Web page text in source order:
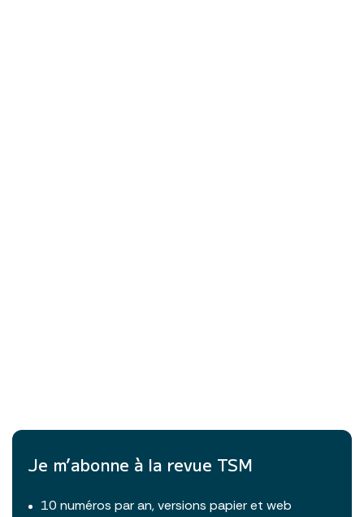
Je m’abonne à la revue TSM
10 numéros par an, versions papier et web